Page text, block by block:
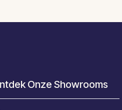
Onze Showrooms